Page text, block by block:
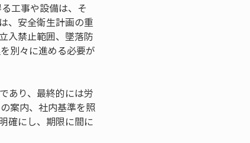
工事や設備は、そ
、安全衛生計画の重
入禁止範囲、墜落防
別々に進める必要が
あり、最終的には労
案内、社内基準を照
確にし、期限に間に